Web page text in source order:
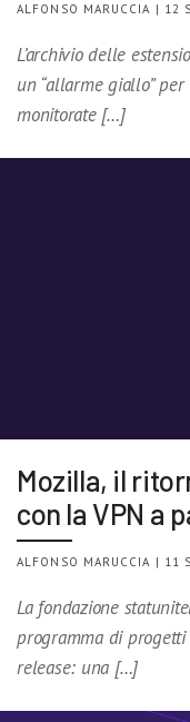
ALFONSO MARUCCIA | 12
L’archivio delle
un “allarme giallo”
monitorate […]
Mozilla, il
con la VPN a
ALFONSO MARUCCIA | 11
La fondazione
programma di
release: una […]